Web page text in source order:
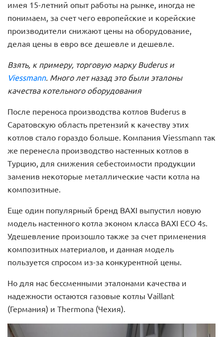
имея 15-летний опыт работы на рынке, иногда не
понимаем, за счет чего европейские и корейские
производители снижают цены на оборудование,
делая цены в евро все дешевле и дешевле.
Взять, к примеру, торговую марку Buderus и
Viessmann. Много лет назад это были эталоны
качества котельного оборудования
После переноса производства котлов Buderus в
Саратовскую область претензий к качеству этих
котлов стало гораздо больше. Компания Viessmann так
же перенесла производство настенных котлов в
Турцию, для снижения себестоимости продукции
заменив некоторые металлические части котла на
композитные.
Еще один популярный бренд BAXI выпустил новую
модель настенного котла эконом класса BAXI ECO 4s.
Удешевление произошло также за счет применения
композитных материалов, и данная модель
пользуется спросом из-за конкурентной цены.
Но для нас бессменными эталонами качества и
надежности остаются газовые котлы Vaillant
(Германия) и Thermona (Чехия).